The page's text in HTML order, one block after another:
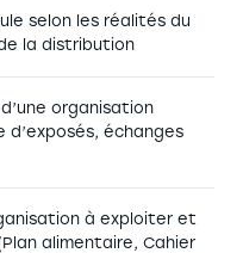
selon les réalités du
la distribution
organisation
échanges
à exploiter et
alimentaire, Cahier
qui représentent
de 300